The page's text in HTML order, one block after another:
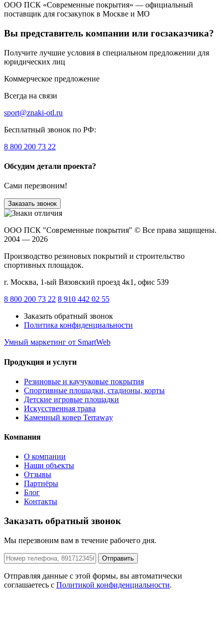
ООО ПСК «Современные покрытия» — официальный
поставщик для госзакупок в Москве и МО
Вы представитель компании или госзаказчика?
Получите лучшие условия в специальном предложении для
юридических лиц
Коммерческое предложение
Всегда на связи
sport@znaki-otl.ru
Бесплатный звонок по РФ:
8 800 200 73 22
Обсудим детали проекта?
Сами перезвоним!
Заказать звонок
ООО ПСК "Современные покрытия" © Все права защищены.
2004 — 2026
Производство резиновых покрытий и строительство
спортивных площадок.
г. Москва, 1-ый Вязовский проезд 4к1, офис 539
8 800 200 73 22 8 910 442 02 55
Заказать обратный звонок
Политика конфиденциальности
Умный маркетинг от SmartWeb
Продукция и услуги
Резиновые и каучуковые покрытия
Спортивные площадки, стадионы, корты
Детские игровые площадки
Искусственная трава
Каменный ковер Terraway
Компания
О компании
Наши объекты
Отзывы
Партнёры
Блог
Контакты
Заказать обратный звонок
Мы перезвоним вам в течение рабочего дня.
Отправить
Отправляя данные с этой формы, вы автоматически
соглашаетесь с Политикой конфиденциальности.